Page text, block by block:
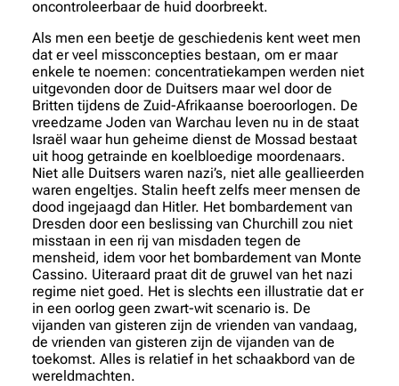
oncontroleerbaar de huid doorbreekt.
Als men een beetje de geschiedenis kent weet men
dat er veel missconcepties bestaan, om er maar
enkele te noemen: concentratiekampen werden niet
uitgevonden door de Duitsers maar wel door de
Britten tijdens de Zuid-Afrikaanse boeroorlogen. De
vreedzame Joden van Warchau leven nu in de staat
Israël waar hun geheime dienst de Mossad bestaat
uit hoog getrainde en koelbloedige moordenaars.
Niet alle Duitsers waren nazi’s, niet alle geallieerden
waren engeltjes. Stalin heeft zelfs meer mensen de
dood ingejaagd dan Hitler. Het bombardement van
Dresden door een beslissing van Churchill zou niet
misstaan in een rij van misdaden tegen de
mensheid, idem voor het bombardement van Monte
Cassino. Uiteraard praat dit de gruwel van het nazi
regime niet goed. Het is slechts een illustratie dat er
in een oorlog geen zwart-wit scenario is. De
vijanden van gisteren zijn de vrienden van vandaag,
de vrienden van gisteren zijn de vijanden van de
toekomst. Alles is relatief in het schaakbord van de
wereldmachten.